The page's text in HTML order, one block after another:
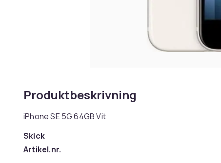
Produktbeskrivning
iPhone SE 5G 64GB Vit
Skick
Artikel.nr.